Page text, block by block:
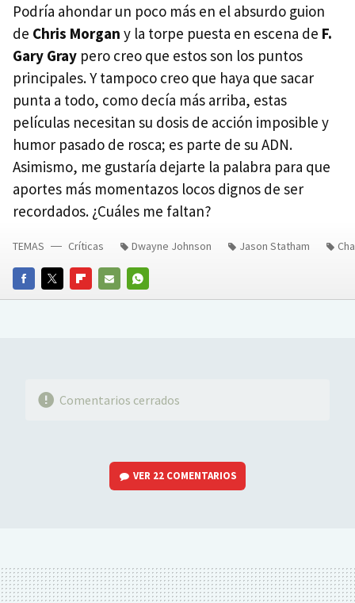
Podría ahondar un poco más en el absurdo guion
de Chris Morgan y la torpe puesta en escena de F.
Gary Gray pero creo que estos son los puntos
principales. Y tampoco creo que haya que sacar
punta a todo, como decía más arriba, estas
películas necesitan su dosis de acción imposible y
humor pasado de rosca; es parte de su ADN.
Asimismo, me gustaría dejarte la palabra para que
aportes más momentazos locos dignos de ser
recordados. ¿Cuáles me faltan?
FACEBOOKTWITTERFLIPBOARD
E-
WHATSAPP
TEMAS Críticas Dwayne Johnson Jason Statham
Comentarios cerrados
VER 22 COMENTARIOS